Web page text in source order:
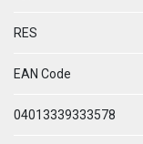
RES
EAN Code
04013339333578